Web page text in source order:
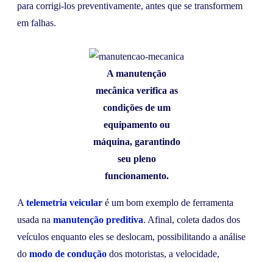
para corrigi-los preventivamente, antes que se transformem
em falhas.
A manutenção
mecânica verifica as
condições de um
equipamento ou
máquina, garantindo
seu pleno
funcionamento.
A telemetria veicular é um bom exemplo de ferramenta
usada na manutenção preditiva. Afinal, coleta dados dos
veículos enquanto eles se deslocam, possibilitando a análise
do modo de condução dos motoristas, a velocidade,